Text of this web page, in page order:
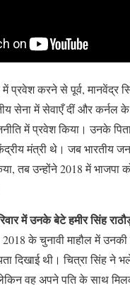
में प्रवेश करने से पूर्व, मानवेंद्र
सेना में सेवाएँ दीं और
में प्रवेश किया। उनके
मंत्री थे। जब भारतीय
तब उन्होंने 2018 में भाजपा
में उनके बेटे हमीर सिंह
2018 के चुनावी माहौल में उनकी
दिखाई थी। चित्रा सिंह ने
लेकिन वह अपने पति के साथ